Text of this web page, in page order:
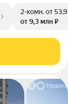
2-комн.от
от 9,3 млн ₽